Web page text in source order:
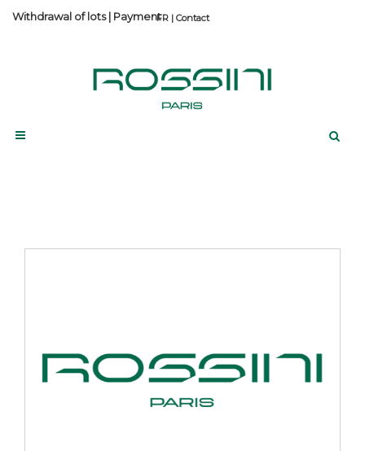
Contact
Withdrawal of lots| Payment